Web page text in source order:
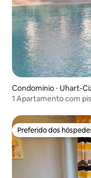
Condomínio ⋅ Uhart-
1 Apartamento com
Preferido dos
Preferido dos